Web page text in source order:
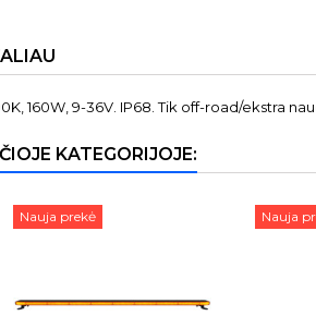
160W, 9-36V. IP68. Tik off-road/ekstra
KATEGORIJOJE:
Nauja prekė Nauja